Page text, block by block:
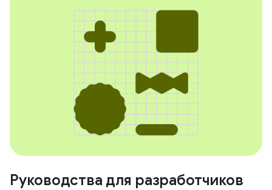
Руководства для разработчиков